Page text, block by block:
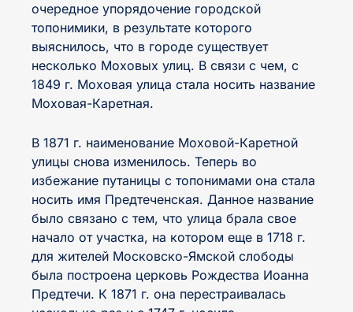
очередное упорядочение городской
топонимики, в результате которого
выяснилось, что в городе существует
несколько Моховых улиц. В связи с чем, с
1849 г. Моховая улица стала носить название
Моховая-Каретная.
В 1871 г. наименование Моховой-Каретной
улицы снова изменилось. Теперь во
избежание путаницы с топонимами она стала
носить имя Предтеченская. Данное название
было связано с тем, что улица брала свое
начало от участка, на котором еще в 1718 г.
для жителей Московско-Ямской слободы
была построена церковь Рождества Иоанна
Предтечи. К 1871 г. она перестраивалась